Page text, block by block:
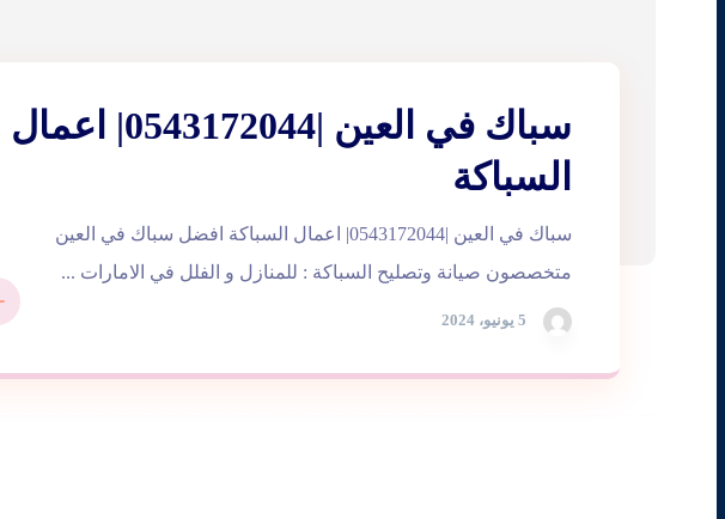
سباك في العين |0543172044| اعمال
السباكة
5 يونيو، 2024
سباك في العين |0543172044| اعمال السباكة افضل سباك في العين
متخصصون صيانة وتصليح السباكة : للمنازل و الفلل في الامارات ...